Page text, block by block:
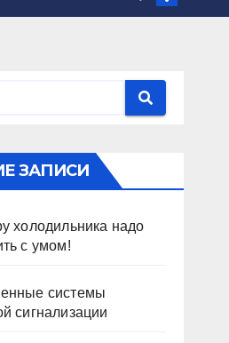
ЗАПИСИ
холодильника надо
с умом!
системы
сигнализации